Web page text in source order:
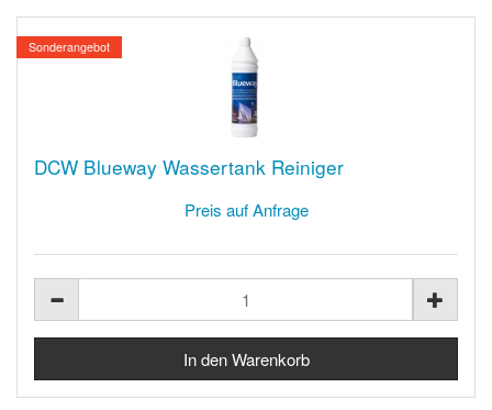
Sonderangebot
DCW Blueway Wassertank Reiniger
Preis auf Anfrage